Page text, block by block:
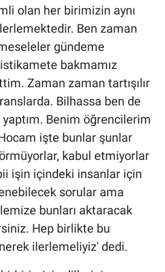
olan her birimizin aynı
Ben zaman
gündeme
bakmamız
Zaman zaman tartışılır
Bilhassa ben de
yaptım. Benim öğrencilerim
işte bunlar şunlar
kabul etmiyorlar
işin içindeki insanlar için
sorular ama
bunları aktaracak
Hep birlikte bu
ilerlemeliyiz' dedi.